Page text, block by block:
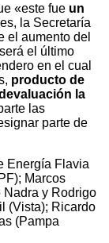
«este fue un
la Secretaría
el aumento del
el último
en el cual
producto de
la
las
parte de
Energía Flavia
Marcos
Nadra y Rodrigo
(Vista); Ricardo
(Pampa